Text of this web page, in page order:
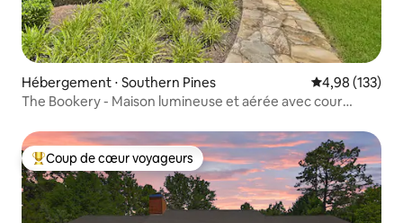
Hébergement ⋅ Southern Pines Évaluation
4,98 (133)
The Bookery - Maison lumineuse et aérée avec cour
Coups de cœur voyageurs les plus appréciés
Coup de cœur voyageurs